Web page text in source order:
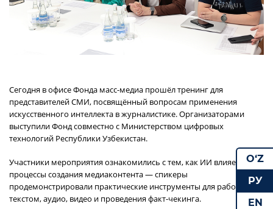
Сегодня в офисе Фонда масс-медиа прошёл тренинг для
представителей СМИ, посвящённый вопросам применения
искусственного интеллекта в журналистике. Организаторами
выступили Фонд совместно с Министерством цифровых
технологий Республики Узбекистан.
Участники мероприятия ознакомились с тем, как ИИ влияет на
процессы создания медиаконтента — спикеры
продемонстрировали практические инструменты для работы с
текстом, аудио, видео и проведения факт-чекинга.
O‘Z
РУ
EN